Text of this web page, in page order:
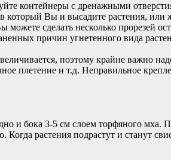
контейнеры с дренажными
Вы и высадите растения, или
сделать несколько прорезей
причин угнетенного вида
поэтому крайне важно
плетение и т.д. Неправильное
и бока 3-5 см слоем торфяного мха.
растения подрастут и станут